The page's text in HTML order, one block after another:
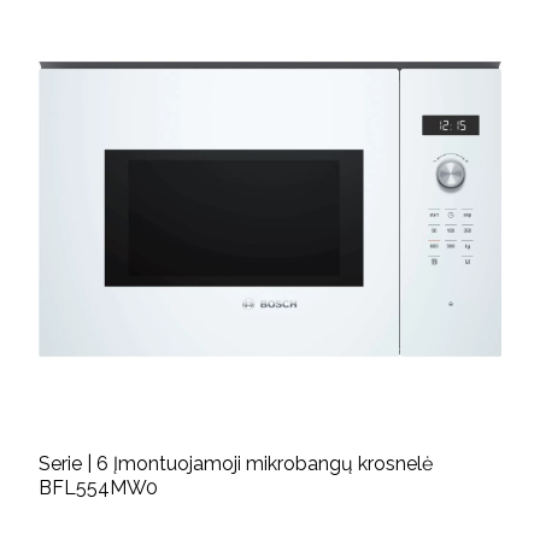
Serie | 6 Įmontuojamoji mikrobangų krosnelė
BFL554MW0